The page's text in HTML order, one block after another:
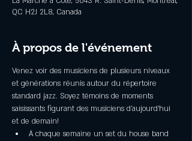
QC H2J 2L8, Canada
À propos de l'événement
Venez voir des musiciens de plusieurs niveaux
et générations réunis autour du répertoire
standard jazz. Soyez témoins de moments
saisissants figurant des musiciens d’aujourd’hui
et de demain!
À chaque semaine un set du house band